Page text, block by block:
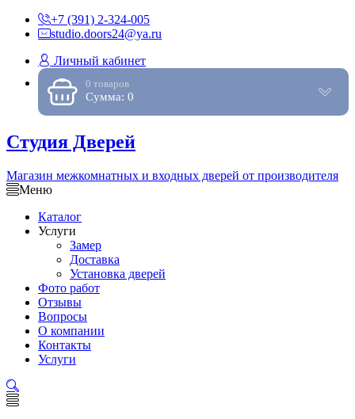
+7 (391) 2-324-005
studio.doors24@ya.ru
Личный кабинет
0 товаров
Сумма: 0
Студия Дверей
Магазин межкомнатных и входных дверей от производителя
Меню
Каталог
Услуги
Замер
Доставка
Установка дверей
Фото работ
Отзывы
Вопросы
О компании
Контакты
Услуги